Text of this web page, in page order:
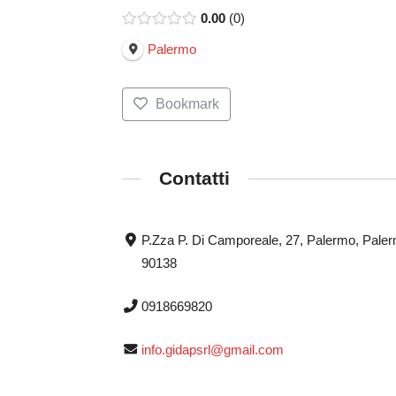
0.00 0
Palermo
Bookmark
Contatti
P.Zza P. Di Camporeale, 27, Palermo,
90138
0918669820
info.gidapsrl@gmail.com